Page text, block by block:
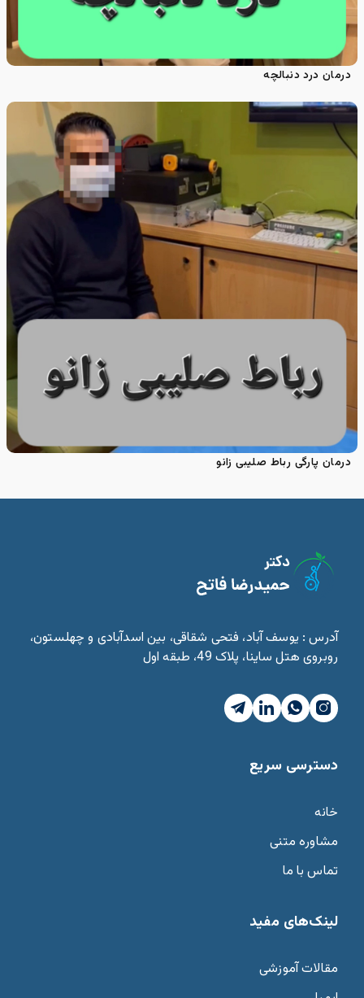
درمان درد دنبالچه
درمان پارگی رباط صلیبی زانو
آدرس : یوسف آباد، فتحی شقاقی، بین اسدآبادی و چهلستون،
روبروی هتل ساینا، پلاک 49، طبقه اول
دسترسی سریع
خانه
مشاوره متنی
تماس با ما
لینک‌های مفید
مقالات آموزشی